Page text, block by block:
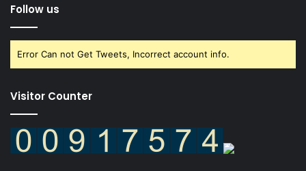
Follow us
Error Can not Get Tweets, Incorrect account info.
Visitor Counter